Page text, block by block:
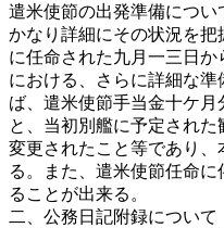
遣米使節の出発準備につい
かなり詳細にその状況を
に任命された九月一三日か
における、さらに詳細な準
ば、遣米使節手当金十ケ月
と、当初別艦に予定され
変更されたこと等であり
る。また、遣米使節任命
ることが出来る。
二、公務日記附録について